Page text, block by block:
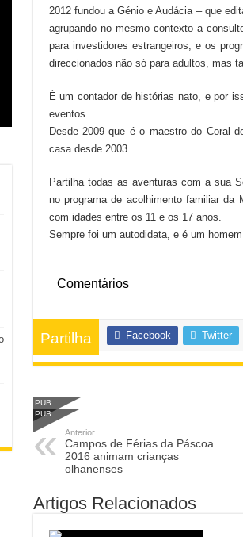
2012 fundou a Génio e Audácia – que
agrupando no mesmo contexto a
para investidores estrangeiros, e os
direccionados não só para adultos, mas
É um contador de histórias nato, e por
eventos.
Desde 2009 que é o maestro do Coral
casa desde 2003.
Partilha todas as aventuras com a sua
no programa de acolhimento familiar da
com idades entre os 11 e os 17 anos.
Sempre foi um autodidata, e é um
Comentários
Partilha Facebook Twitter
PUB
PUB
Anterior
Campos de Férias da Páscoa
2016 animam crianças
olhanenses
Artigos Relacionados